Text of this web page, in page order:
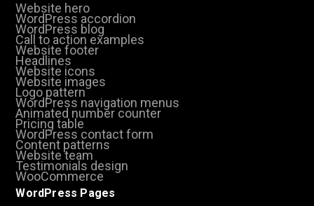
Website hero
WordPress accordion
WordPress blog
Call to action examples
Website footer
Headlines
Website icons
Website images
Logo pattern
WordPress navigation menus
Animated number counter
Pricing table
WordPress contact form
Content patterns
Website team
Testimonials design
WooCommerce
WordPress Pages